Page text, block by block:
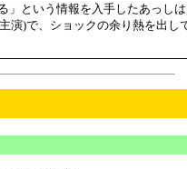
という情報を入手したあっしは
)で、ショックの余り熱を出し